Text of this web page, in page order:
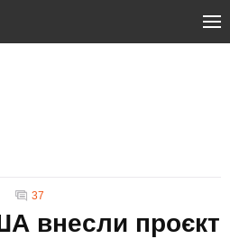
37
внесли проєкт